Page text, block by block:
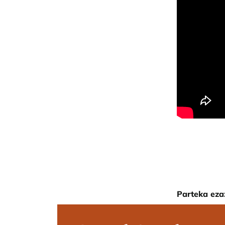
Parteka